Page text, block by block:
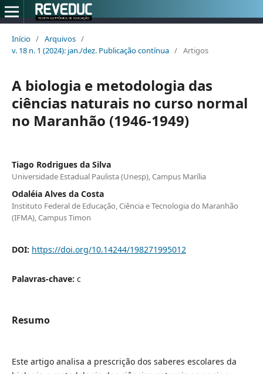
Início / Arquivos /
v. 18 n. 1 (2024): jan./dez. Publicação contínua / Artigos
A biologia e metodologia das
ciências naturais no curso normal
no Maranhão (1946-1949)
Tiago Rodrigues da Silva
Universidade Estadual Paulista (Unesp), Campus Marília
Odaléia Alves da Costa
Instituto Federal de Educação, Ciência e Tecnologia do Maranhão
(IFMA), Campus Timon
DOI: https://doi.org/10.14244/198271995012
Palavras-chave: c
Resumo
Este artigo analisa a prescrição dos saberes escolares da